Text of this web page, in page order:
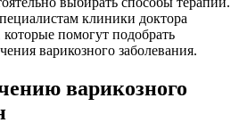
клиники доктора
помогут подобрать
варикозного заболевания.
варикозного